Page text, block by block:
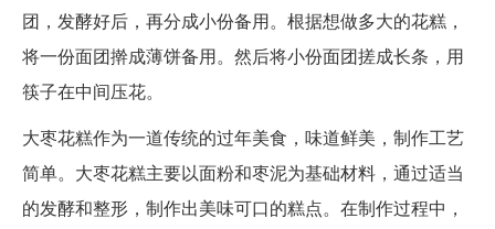
团，发酵好后，再分成小份备用。根据想做多大的花糕，
将一份面团擀成薄饼备用。然后将小份面团搓成长条，用
筷子在中间压花。
大枣花糕作为一道传统的过年美食，味道鲜美，制作工艺
简单。大枣花糕主要以面粉和枣泥为基础材料，通过适当
的发酵和整形，制作出美味可口的糕点。在制作过程中，